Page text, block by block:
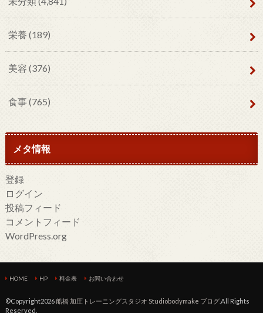
栄養 (189)
美容 (376)
食事(765)
メタ情報
登録
ログイン
投稿フィード
コメントフィード
WordPress.org
HOME HP 料金表 お問い合わせ
©Copyright2026船橋 加圧トレーニングスタジオ Studiobodymake ブログ.All Rights
Reserved.